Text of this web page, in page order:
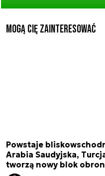
Mogą Cię zainteresować
Powstaje
Arabia Saudyjska,
tworzą nowy blok